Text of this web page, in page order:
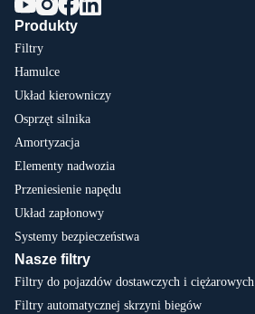
Produkty
Filtry
Hamulce
Układ kierowniczy
Osprzęt silnika
Amortyzacja
Elementy nadwozia
Przeniesienie napędu
Układ zapłonowy
Systemy bezpieczeństwa
Nasze filtry
Filtry do pojazdów dostawczych i ciężarowych
Filtry automatycznej skrzyni biegów